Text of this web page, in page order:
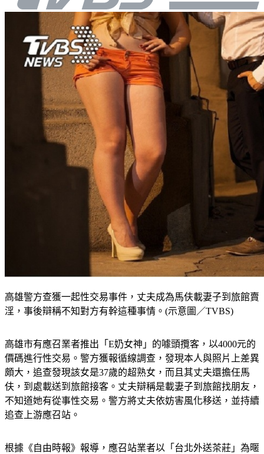
淫，事後辯稱不知對方有幹這種事情。(示意圖／TVBS)
價碼進行性交易。警方獲報循線調查，發現本人與照片上差異
頗大，追查發現該女是37歲的超熟女，而且其丈夫還擔任馬
伕，到處載送到旅館接客。丈夫辯稱是載妻子到旅館找朋友，
不知道她有從事性交易。 警方將丈夫依妨害風化移送，並持續
追查上游應召站。
稱，在LINE群組內頻頻發送清涼美女照，打著50分鐘4000元